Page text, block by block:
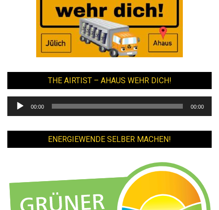
THE AIRTIST – AHAUS WEHR DICH!
Audio-
Player
00:00 00:00
ENERGIEWENDE SELBER MACHEN!